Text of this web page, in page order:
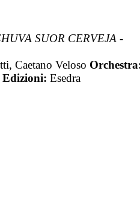
SUOR CERVEJA -
Caetano Veloso
Edizioni: Esedra